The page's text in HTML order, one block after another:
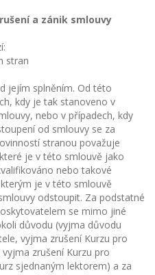
a zánik smlouvy
stran
jejím splněním. Od této
kdy je tak stanoveno v
nebo v případech, kdy
od smlouvy se za
stranou považuje
je v této smlouvě jako
nebo takové
je v této smlouvě
odstoupit. Za podstatné
se mimo jiné
důvodu (vyjma důvodu
vyjma zrušení Kurzu pro
zrušení Kurzu pro
sjednaným lektorem) a za